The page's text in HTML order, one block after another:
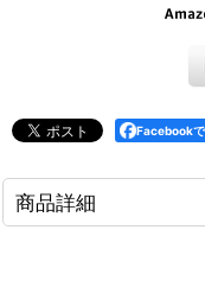
Facebook
商品詳細